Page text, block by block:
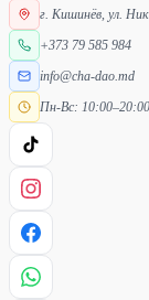
г. Кишинёв, ул.
+373 79 585 984
info@cha-dao.md
Пн-Вс: 10:00–20:00